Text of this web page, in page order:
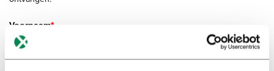
Privacybeleid
Voornaam*